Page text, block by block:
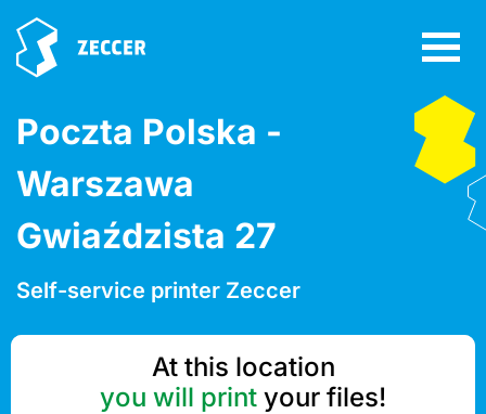
Poczta Polska -
Warszawa
Gwiaździsta 27
Self-service printer Zeccer
At this location
you will print your files!